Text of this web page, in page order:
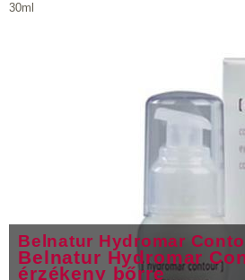
30ml
Belnatur Hydromar
Belnatur Hydromar
érzékeny bőrre